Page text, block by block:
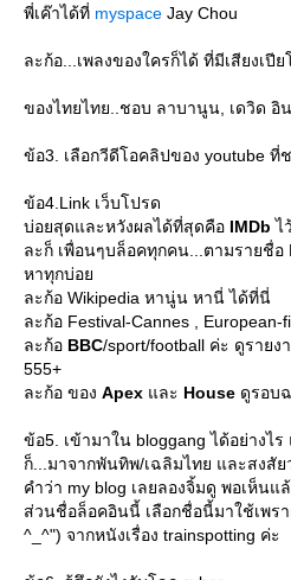
พี่เค๊าได้ที่ myspace Jay Chou
ละก้อ...เพลงของใครก็ได้ ที่มีเสียงเปี
ของไทยไทย..ชอบ ลาบานูน, เดวิด อิ
ข้อ3. เลือกวีดีโอคลิปของ youtube
ข้อ4.Link เว็บโปรด
บ่อยสุดและหวังผลได้ที่สุดคือ IMDb ไ
ละก็ เพื่อนๆบล็อคทุกคน...ตามรายชื่อ
หาทุกบ่อ
ละก้อ Wikipedia หานู่น หานี่ ได้ที่นี่
ละก้อ Festival-Cannes , European-
ละก้อ BBC/sport/football ค่ะ ดูราย
555+
ละก้อ ของ Apex ละ House ดูรอบ
ข้อ5. เข้ามาใน bloggang ได้อย่างไ
ก็...มาจากพันทิพ/เฉลิมไทย และสงสั
คำว่า my blog เลยลองจิ้มดู พอเห็นแ
ส่วนชื่อล็อคอินนี้ เลือกชื่อนี้มาใช้เพร
^_^") จากหนังเรื่อง trainspotting ค่ะ